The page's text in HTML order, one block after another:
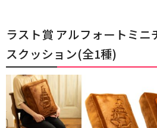
ラスト賞 アルフォートミニ
スクッション(全1種)